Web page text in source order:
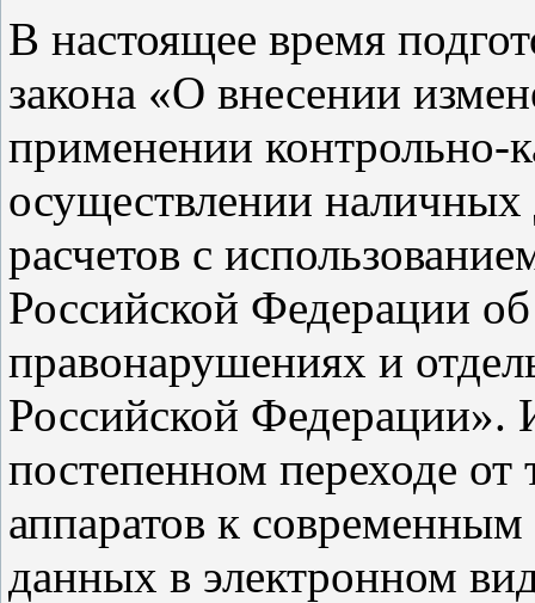
В настоящее время
закона «О внесении
применении контрольно-
осуществлении
расчетов с
Российской Федерации
правонарушениях и
Российской Федерации».
постепенном переходе
аппаратов к
данных в электронном